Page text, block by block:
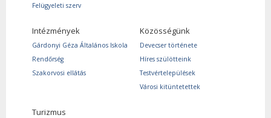
Felügyeleti szerv
Intézmények
Gárdonyi Géza Általános Iskola
Rendőrség
Szakorvosi ellátás
Közösségünk
Devecser története
Híres szülötteink
Testvértelepülések
Városi kitüntetettek
Turizmus